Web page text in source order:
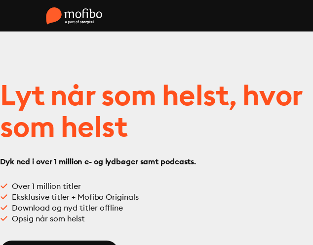
Lyt når som helst, hvor
som helst
Dyk ned i over 1 million e- og lydbøger samt podcasts.
Over 1 million titler
Eksklusive titler + Mofibo Originals
Download og nyd titler offline
Opsig når som helst